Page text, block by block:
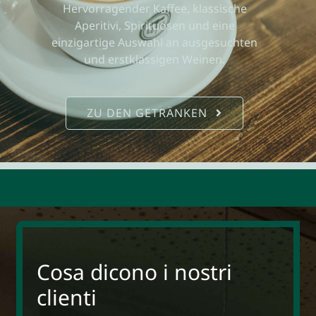
Hervorragender Kaffee, klassische
Aperitivi, Spirituosen und eine
einzigartige Auswahl an ausgesuchten
und erstklassigen Weinen.
ZU DEN GETRÄNKEN
Cosa dicono i nostri
clienti